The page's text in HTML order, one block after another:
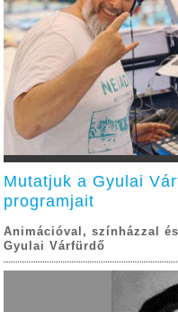
Mutatjuk a Gyulai
programjait
Animációval, színházzal
Gyulai Várfürdő